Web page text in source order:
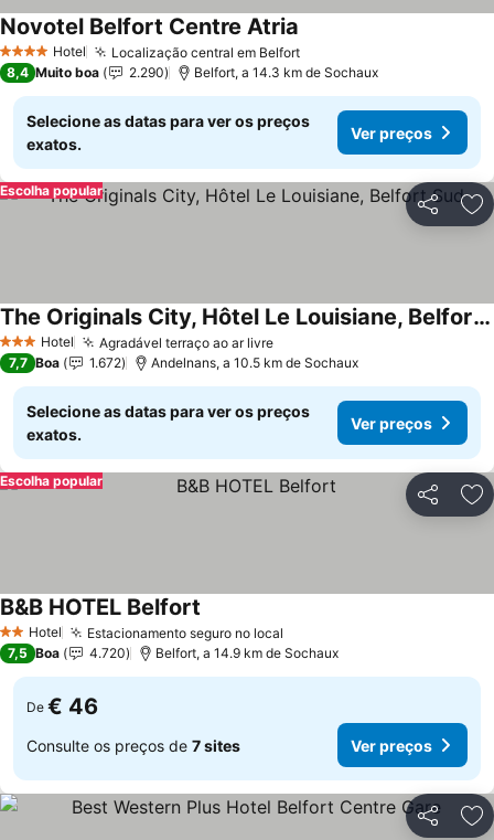
4 EstrelasHotel Localização central em BelfortVer preços
Novotel Belfort Centre Atria
8,4 Muito boa 2.290 Belfort, a 14.3 km de Sochaux
Selecione as datas para ver os preços
exatos.
Ver preços
Partilhar
Escolha popular
3 EstrelasHotel Agradável terraço ao ar livreVer preços
The Originals City, Hôtel Le Louisiane, Belfort Sud
Ver preços
7,7 Boa 1.672 Andelnans, a 10.5 km de Sochaux
Selecione as datas para ver os preços
exatos.
Ver preços
Partilhar
Escolha popular
2 Estrelas
Hotel Estacionamento seguro no local
B&B HOTEL Belfort
7,5 Boa 4.720 Belfort, a 14.9 km de Sochaux
De € 46
Consulte os preços de 7 sites Ver preços
Partilhar